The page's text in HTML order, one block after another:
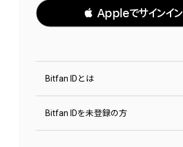
 Appleでサインイン
Bitfan IDとは
Bitfan IDを未登録の方